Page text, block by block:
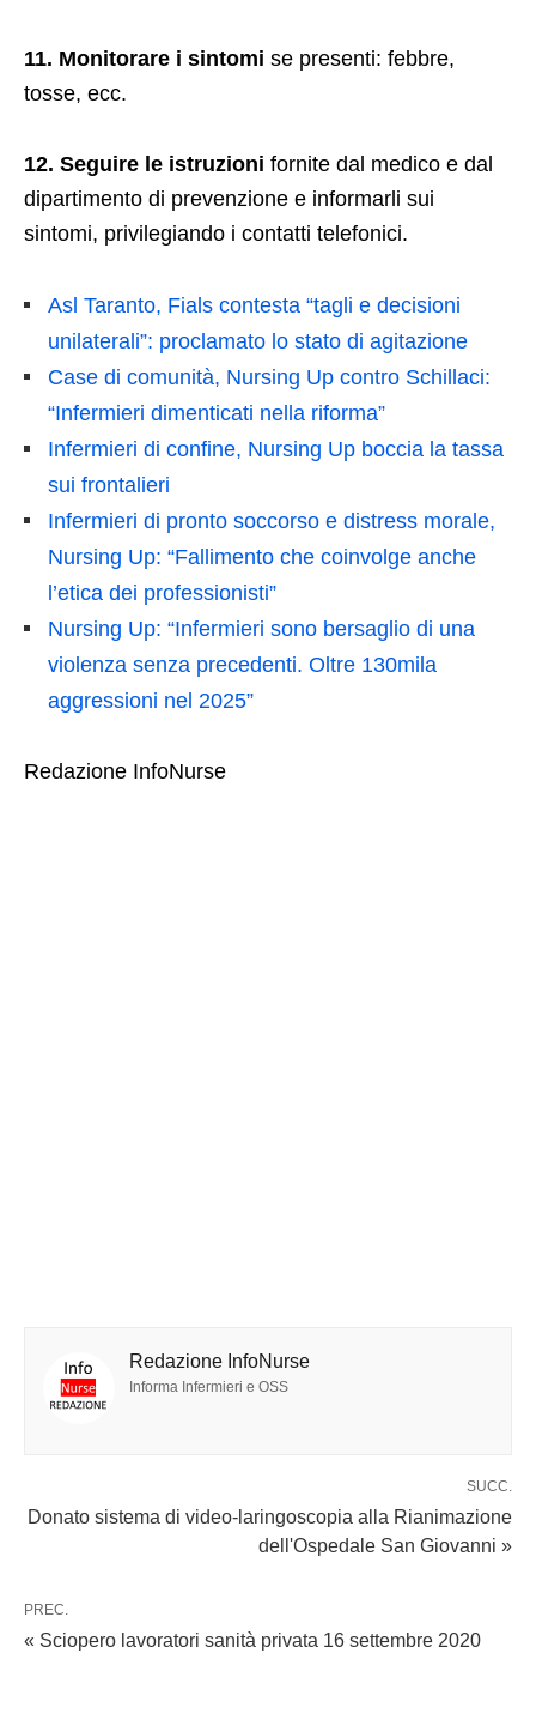
11. Monitorare i sintomi se presenti: febbre,
tosse, ecc.
12. Seguire le istruzioni fornite dal medico e dal
dipartimento di prevenzione e informarli sui
sintomi, privilegiando i contatti telefonici.
Asl Taranto, Fials contesta “tagli e decisioni
unilaterali”: proclamato lo stato di agitazione
Case di comunità, Nursing Up contro Schillaci:
“Infermieri dimenticati nella riforma”
Infermieri di confine, Nursing Up boccia la tassa
sui frontalieri
Infermieri di pronto soccorso e distress morale,
Nursing Up: “Fallimento che coinvolge anche
l’etica dei professionisti”
Nursing Up: “Infermieri sono bersaglio di una
violenza senza precedenti. Oltre 130mila
aggressioni nel 2025”
Redazione InfoNurse
Redazione InfoNurse
Informa Infermieri e OSS
SUCC.
Donato sistema di video-laringoscopia alla Rianimazione
dell'Ospedale San Giovanni »
PREC.
« Sciopero lavoratori sanità privata 16 settembre 2020